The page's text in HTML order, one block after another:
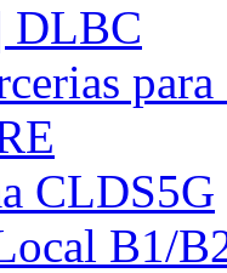
DLBC
CLDS5G
B1/